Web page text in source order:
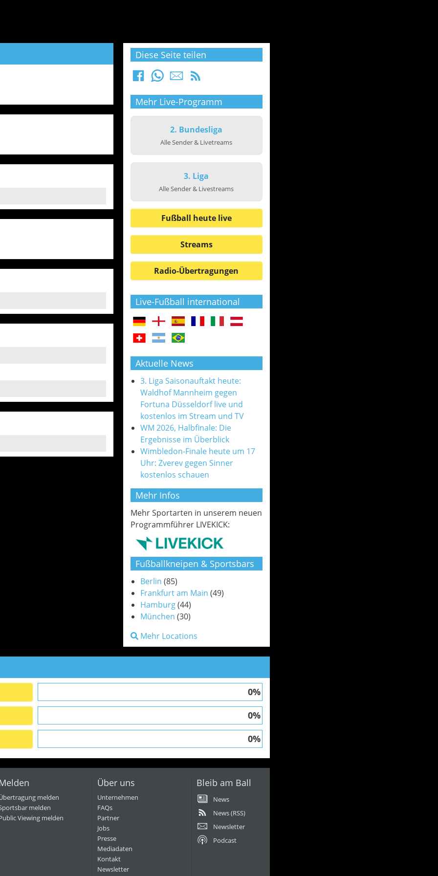
Diese Seite teilen
Mehr Live-Programm
2. Bundesliga
Alle Sender & Livetreams
3. Liga
Alle Sender & Livestreams
Fußball heute live
Streams
Radio-Übertragungen
Live-Fußball international
Aktuelle News
3. Liga Saisonauftakt heute:
Waldhof Mannheim gegen
Fortuna Düsseldorf live und
kostenlos im Stream und TV
WM 2026, Halbfinale: Die
Ergebnisse im Überblick
Wimbledon-Finale heute um 17
Uhr: Zverev gegen Sinner
kostenlos schauen
Mehr Infos
Mehr Sportarten in unserem neuen
Programmführer LIVEKICK:
Fußballkneipen & Sportsbars
Berlin (85)
Frankfurt am Main (49)
Hamburg(44)
München (30)
Mehr Locations
0%
0%
0%
melden
melden
Viewing melden
Über uns
Unternehmen
FAQs
Partner
Jobs
Presse
Mediadaten
Kontakt
Newsletter
Bleib am Ball
News
News (RSS)
Newsletter
Podcast